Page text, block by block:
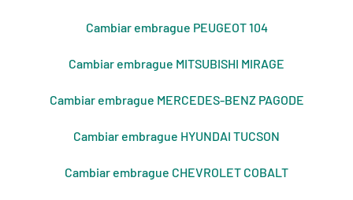
Cambiar embrague PEUGEOT 104
Cambiar embrague MITSUBISHI MIRAGE
Cambiar embrague MERCEDES-BENZ PAGODE
Cambiar embrague HYUNDAI TUCSON
Cambiar embrague CHEVROLET COBALT